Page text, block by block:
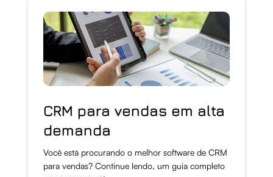
CRM para vendas em alta
demanda
Você está procurando o melhor software de CRM
para vendas? Continue lendo, um guia completo